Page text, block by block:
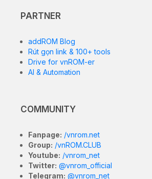
PARTNER
addROM Blog
Rút gọn link & 100+ tools
Drive for vnROM-er
AI & Automation
COMMUNITY
Fanpage: /vnrom.net
Group: /vnROM.CLUB
Youtube: /vnrom_net
Twitter: @vnrom_official
Telegram: @vnrom_net